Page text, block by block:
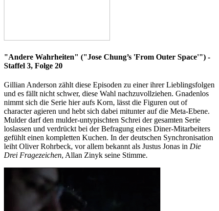
"Andere Wahrheiten" ("Jose Chung’s 'From Outer Space'") -
Staffel 3, Folge 20
Gillian Anderson zählt diese Episoden zu einer ihrer Lieblingsfolgen
und es fällt nicht schwer, diese Wahl nachzuvollziehen. Gnadenlos
nimmt sich die Serie hier aufs Korn, lässt die Figuren out of
character agieren und hebt sich dabei mitunter auf die Meta-Ebene.
Mulder darf den mulder-untypischten Schrei der gesamten Serie
loslassen und verdrückt bei der Befragung eines Diner-Mitarbeiters
gefühlt einen kompletten Kuchen. In der deutschen Synchronisation
leiht Oliver Rohrbeck, vor allem bekannt als Justus Jonas in Die
Drei Fragezeichen, Allan Zinyk seine Stimme.